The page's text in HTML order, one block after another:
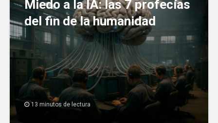
Miedo a la IA: las 7 profecías
del fin de la humanidad
13 minutos de lectura